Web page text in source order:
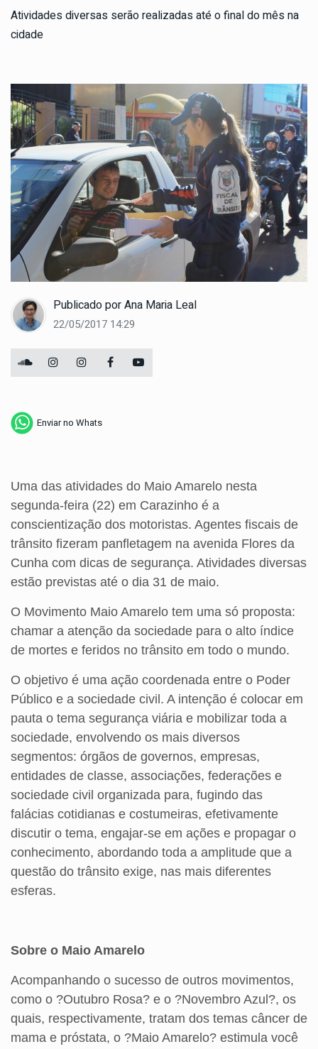
Atividades diversas serão realizadas até o final do mês na
cidade
Publicado porAna Maria Leal
22/05/2017 14:29
Enviar no Whats
Uma das atividades do Maio Amarelo nesta
segunda-feira (22) em Carazinho é a
conscientização dos motoristas. Agentes fiscais de
trânsito fizeram panfletagem na avenida Flores da
Cunha com dicas de segurança. Atividades diversas
estão previstas até o dia 31 de maio.
O Movimento Maio Amarelo tem uma só proposta:
chamar a atenção da sociedade para o alto índice
de mortes e feridos no trânsito em todo o mundo.
O objetivo é uma ação coordenada entre o Poder
Público e a sociedade civil. A intenção é colocar em
pauta o tema segurança viária e mobilizar toda a
sociedade, envolvendo os mais diversos
segmentos: órgãos de governos, empresas,
entidades de classe, associações, federações e
sociedade civil organizada para, fugindo das
falácias cotidianas e costumeiras, efetivamente
discutir o tema, engajar-se em ações e propagar o
conhecimento, abordando toda a amplitude que a
questão do trânsito exige, nas mais diferentes
esferas.
Sobre o Maio Amarelo
Acompanhando o sucesso de outros movimentos,
como o ?Outubro Rosa? e o ?Novembro Azul?, os
quais, respectivamente, tratam dos temas câncer de
mama e próstata, o ?Maio Amarelo? estimula você